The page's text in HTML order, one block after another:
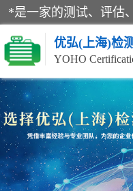
优弘(上海)检
YOHO
RECYCLASS认证
NR12认证
ART认证